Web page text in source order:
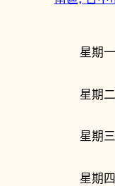
星期
星期
星期
星期